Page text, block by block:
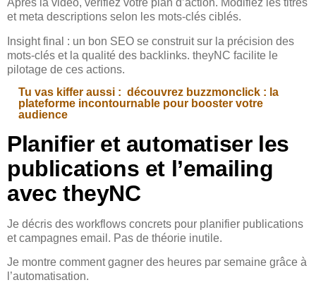
Après la vidéo, vérifiez votre plan d’action. Modifiez les titres
et meta descriptions selon les mots-clés ciblés.
Insight final : un bon SEO se construit sur la précision des
mots-clés et la qualité des backlinks. theyNC facilite le
pilotage de ces actions.
Tu vas kiffer aussi : découvrez buzzmonclick : la
plateforme incontournable pour booster votre
audience
Planifier et automatiser les
publications et l’emailing
avec theyNC
Je décris des workflows concrets pour planifier publications
et campagnes email. Pas de théorie inutile.
Je montre comment gagner des heures par semaine grâce à
l’automatisation.